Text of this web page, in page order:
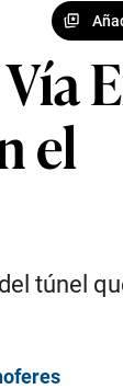
el
túnel